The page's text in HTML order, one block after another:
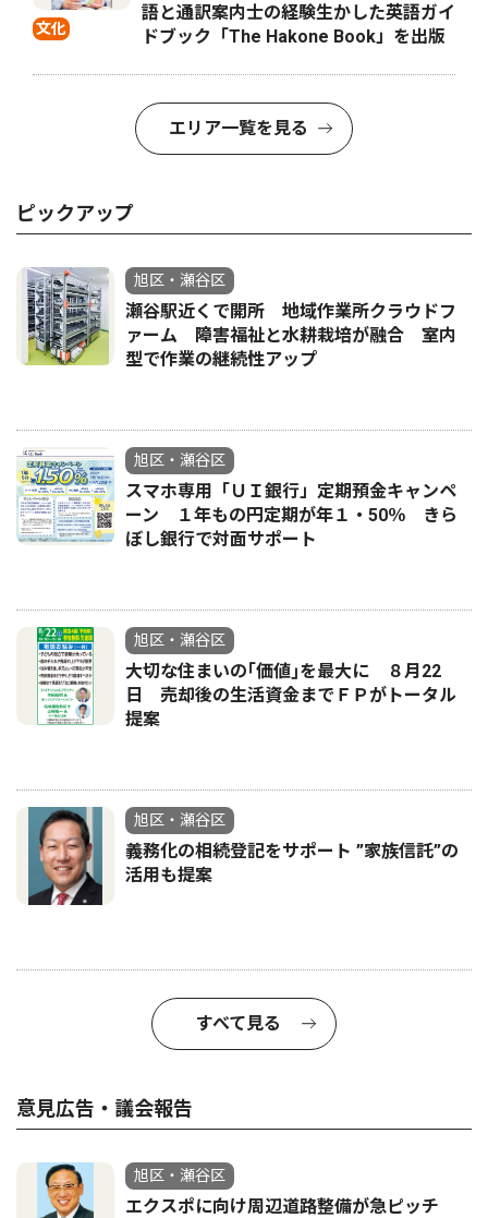
文化
語と通訳案内士の経験生かした英語ガイ
ドブック「The Hakone Book」を出版
エリア一覧を見る
ピックアップ
旭区・瀬谷区
瀬谷駅近くで開所 地域作業所クラウドフ
ァーム 障害福祉と水耕栽培が融合 室内
型で作業の継続性アップ
旭区・瀬谷区
スマホ専用「ＵＩ銀行」定期預金キャンペ
ーン １年もの円定期が年１・50％ きら
ぼし銀行で対面サポート
旭区・瀬谷区
大切な住まいの｢価値｣を最大に ８月22
日 売却後の生活資金までＦＰがトータル
提案
旭区・瀬谷区
義務化の相続登記をサポート ”家族信託”の
活用も提案
すべて見る
意見広告・議会報告
旭区・瀬谷区
エクスポに向け周辺道路整備が急ピッチ